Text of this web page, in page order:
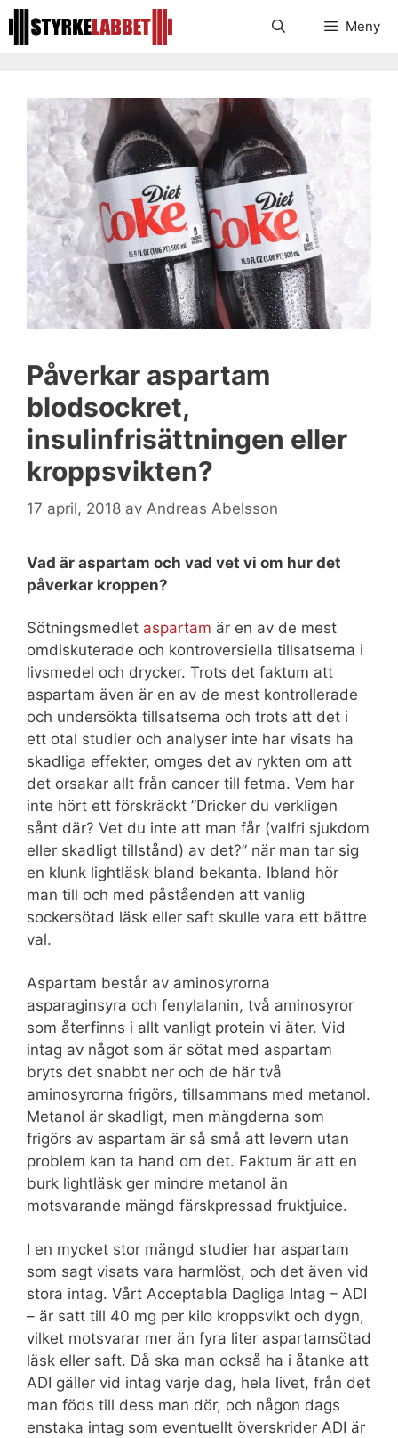
Hoppa
till
Meny
Påverkar aspartam
blodsockret,
insulinfrisättningen eller
kroppsvikten?
17 april, 2018 av Andreas Abelsson
Vad är aspartam och vad vet vi om hur det
påverkar kroppen?
Sötningsmedlet aspartam är en av de mest
omdiskuterade och kontroversiella tillsatserna i
livsmedel och drycker. Trots det faktum att
aspartam även är en av de mest kontrollerade
och undersökta tillsatserna och trots att det i
ett otal studier och analyser inte har visats ha
skadliga effekter, omges det av rykten om att
det orsakar allt från cancer till fetma. Vem har
inte hört ett förskräckt ”Dricker du verkligen
sånt där? Vet du inte att man får (valfri sjukdom
eller skadligt tillstånd) av det?” när man tar sig
en klunk lightläsk bland bekanta. Ibland hör
man till och med påståenden att vanlig
sockersötad läsk eller saft skulle vara ett bättre
val.
Aspartam består av aminosyrorna
asparaginsyra och fenylalanin, två aminosyror
som återfinns i allt vanligt protein vi äter. Vid
intag av något som är sötat med aspartam
bryts det snabbt ner och de här två
aminosyrorna frigörs, tillsammans med metanol.
Metanol är skadligt, men mängderna som
frigörs av aspartam är så små att levern utan
problem kan ta hand om det. Faktum är att en
burk lightläsk ger mindre metanol än
motsvarande mängd färskpressad fruktjuice.
I en mycket stor mängd studier har aspartam
som sagt visats vara harmlöst, och det även vid
stora intag. Vårt Acceptabla Dagliga Intag – ADI
– är satt till 40 mg per kilo kroppsvikt och dygn,
vilket motsvarar mer än fyra liter aspartamsötad
läsk eller saft. Då ska man också ha i åtanke att
ADI gäller vid intag varje dag, hela livet, från det
man föds till dess man dör, och någon dags
enstaka intag som eventuellt överskrider ADI är